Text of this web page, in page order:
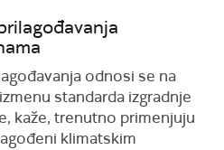
odnosi se na
standarda izgradnje
kaže, trenutno primenjuju
klimatskim